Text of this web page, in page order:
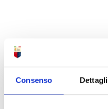
Consenso Dettagli